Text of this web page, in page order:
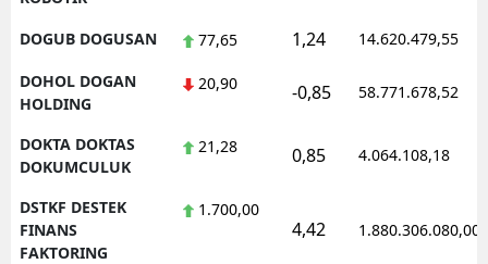
DOGUB DOGUSAN 77,65 1,24 14.620.479,55
DOHOL DOGAN
HOLDING
20,90 -0,85 58.771.678,52
DOKTA DOKTAS
DOKUMCULUK
21,28 0,85 4.064.108,18
DSTKF DESTEK
FINANS
FAKTORING
1.700,00
4,42 1.880.306.080,00